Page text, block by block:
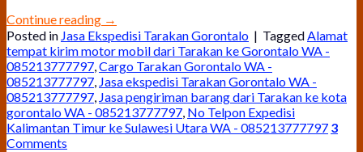
Continue reading →
Posted in Jasa Ekspedisi Tarakan Gorontalo | TaggedAlamat
tempat kirim motor mobil dari Tarakan ke Gorontalo WA -
085213777797,Cargo Tarakan Gorontalo WA -
085213777797, Jasa ekspedisi Tarakan Gorontalo WA -
085213777797, Jasa pengiriman barang dari Tarakan ke kota
gorontalo WA - 085213777797, No Telpon Expedisi
Kalimantan Timur ke Sulawesi Utara WA - 085213777797 3
Comments